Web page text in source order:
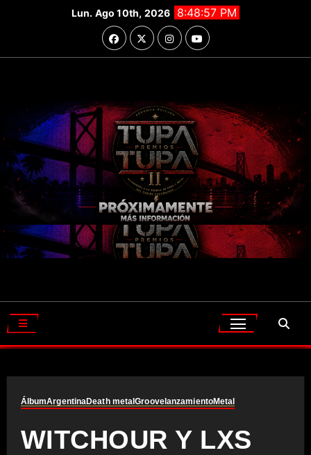
Lun. Ago 10th, 2026 8:48:59 PM
ÁlbumArgentinaDeath metalGroovelanzamientoMetal
WITCHOUR Y LXS